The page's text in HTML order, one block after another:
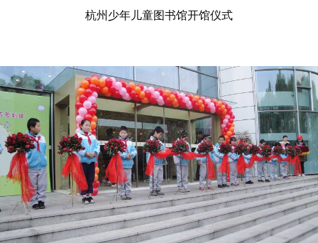
杭州少年儿童图书馆开馆仪式